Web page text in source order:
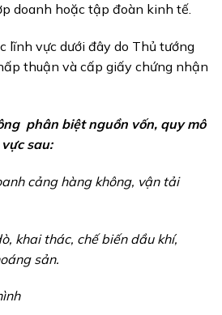
doanh hoặc tập đoàn kinh tế.
lĩnh vực dưới đây do Thủ tướng
thuận và cấp giấy chứng nhận
phân biệt nguồn vốn, quy mô
sau:
cảng hàng không, vận tải
khai thác, chế biến dầu khí,
sản.